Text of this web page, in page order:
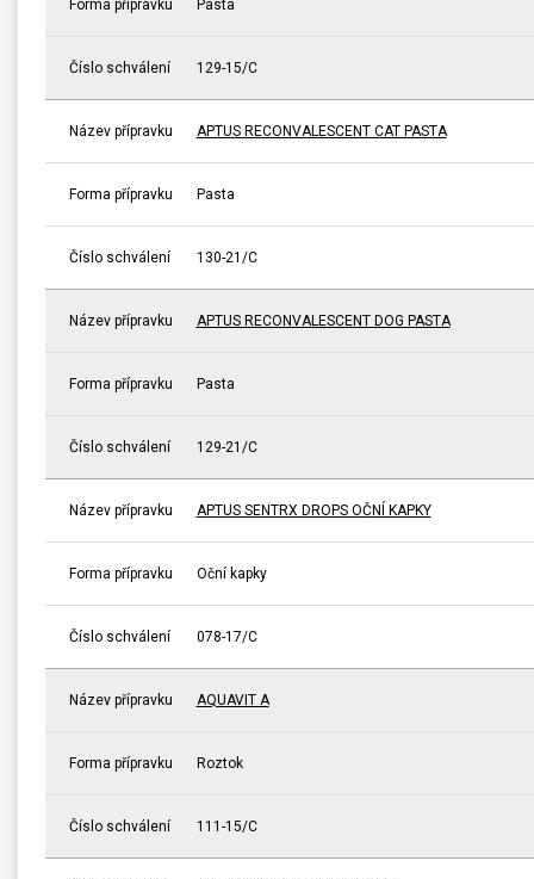
Forma přípravku Pasta
Číslo schválení 129-15/C
Název přípravku APTUS RECONVALESCENT CAT PASTA
Forma přípravku Pasta
Číslo schválení 130-21/C
Název přípravku APTUS RECONVALESCENT DOG PASTA
Forma přípravku Pasta
Číslo schválení 129-21/C
Název přípravku APTUS SENTRX DROPS OČNÍ KAPKY
Forma přípravku Oční kapky
Číslo schválení 078-17/C
Název přípravku AQUAVIT A
Forma přípravku Roztok
Číslo schválení 111-15/C